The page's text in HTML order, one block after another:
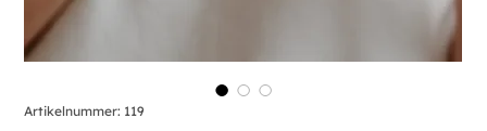
Artikelnummer: 119